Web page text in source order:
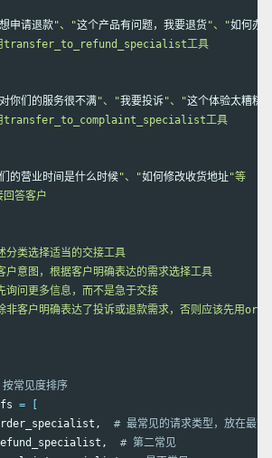
申请退款"、"这个产品有问题，我要退货"、"如何办
transfer_to_refund_specialist工具
你们的服务很不满"、"我要投诉"、"这个体验太糟糕
transfer_to_complaint_specialist工具
的营业时间是什么时候"、"如何修改收货地址"等
答客户
类选择适当的交接工具
意图，根据客户明确表达的需求选择工具
问更多信息，而不是急于交接
非客户明确表达了投诉或退款需求，否则应该先用
常见度排序
=
# 最常见的请求类型，放在最前
# 第二常见